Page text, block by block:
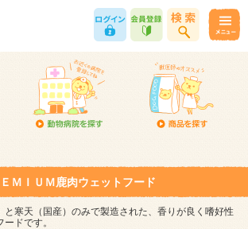
ＭＩＵＭ鹿肉ウェットフード
と寒天（国産）のみで製造された、香りが良く嗜好性
ドです。